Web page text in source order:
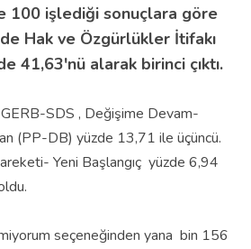
100 işlediği sonuçlara göre
Hak ve Özgürlükler İtifakı
41,63'nü alarak birinci çıktı.
SDS , Değişime Devam-
(PP-DB) yüzde 13,71 ile üçüncü.
Yeni Başlangıç yüzde 6,94
seçeneğinden yana bin 156